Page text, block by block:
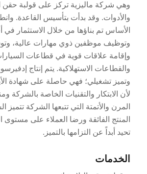
وهي شركة ماليزية تركز على قولبة حقن
والأدوات. وقد بدأت بتأسيس القاعدة.
الأساس تم بناؤها من خلال الاستثمار في
وتوظيف موظفين ذوي مهارات عالية،
وإقامة علاقات قوية في قطاعات
والقطاعات الاستهلاكية. يتم إنتاج
لأن الابتكار والتقنيات الخاصة بالشركة
المرن والأتمتة التي تتبعها الشركة تتميز
المنتج الفائقة ورضا العملاء على مستوى
تحيد أبداً عن التزامها بالتميز.
الخدمات